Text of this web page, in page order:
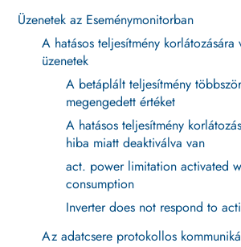
Üzenetek az Eseménymonitorban
A hatásos teljesítmény korlátozására
üzenetek
A betáplált teljesítmény
megengedett értéket
A hatásos teljesítmény
hiba miatt deaktiválva van
act. power limitation activated
consumption
Inverter does not respond to
Az adatcsere protokollos